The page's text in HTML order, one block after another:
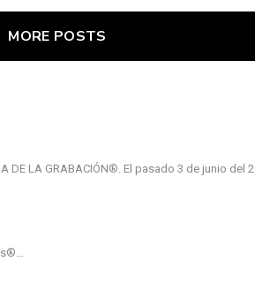
MORE POSTS
DE LA GRABACIÓN®. El pasado 3 de junio del